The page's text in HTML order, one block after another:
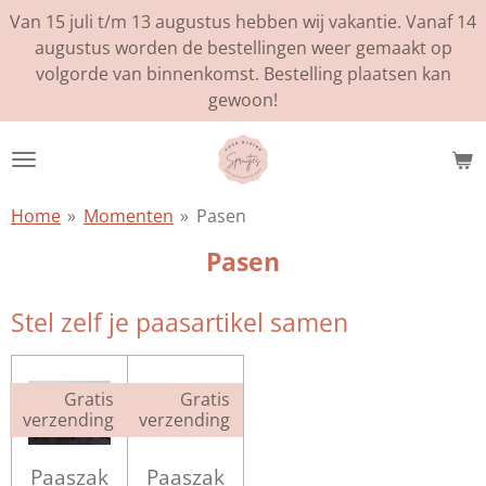
Ga
direct
naar
hoofdinhoud
Van 15 juli t/m 13 augustus hebben wij vakantie. Vanaf 14
augustus worden de bestellingen weer gemaakt op
volgorde van binnenkomst. Bestelling plaatsen kan
gewoon!
Home » Momenten » Pasen
Pasen
Stel zelf je paasartikel samen
Gratis
verzending
Paaszak
Gratis
verzending
Paaszak